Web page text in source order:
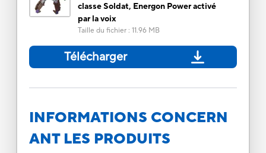
classe Soldat, Energon Power activé
par la voix
Taille du fichier: 11.96 MB
Télécharger
INFORMATIONS CONCERN
ANT LES PRODUITS